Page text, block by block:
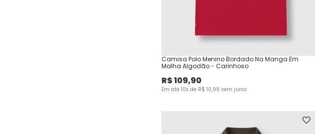
Camisa Polo Menino Bordado Na Manga Em
Malha Algodão - Carinhoso
R$109,90
Em até 10x de R$ 10,99 sem juros